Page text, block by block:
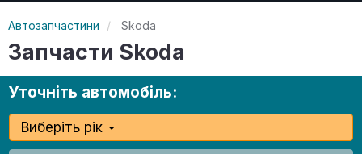
Автозапчастини Skoda
Запчасти Skoda
Уточніть автомобіль:
Виберіть рік